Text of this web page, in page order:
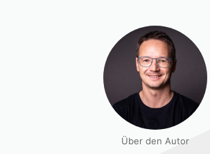
Über den Autor